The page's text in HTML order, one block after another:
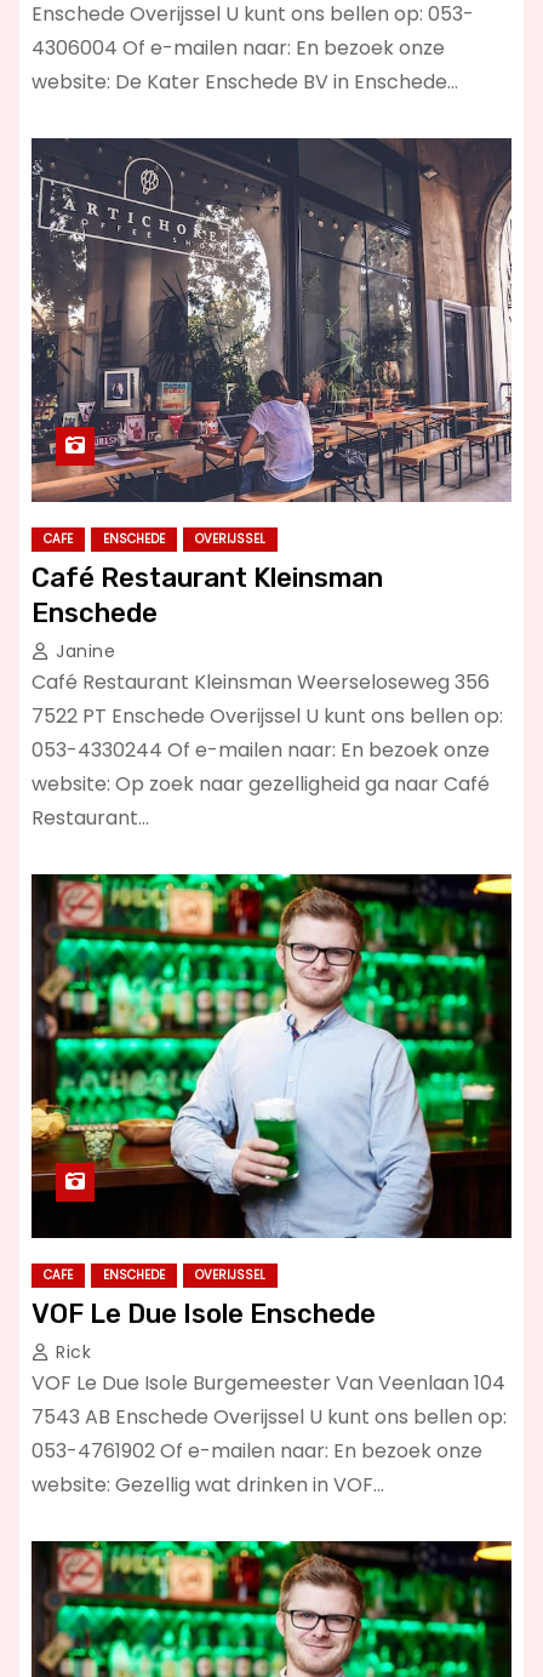
Enschede Overijssel U kunt ons bellen op: 053-
4306004 Of e-mailen naar: En bezoek onze
website: De Kater Enschede BV in Enschede…
CAFE ENSCHEDE OVERIJSSEL
Café Restaurant Kleinsman
Enschede
Janine
Café Restaurant Kleinsman Weerseloseweg 356
7522 PT Enschede Overijssel U kunt ons bellen op:
053-4330244 Of e-mailen naar: En bezoek onze
website: Op zoek naar gezelligheid ga naar Café
Restaurant…
CAFE ENSCHEDE OVERIJSSEL
VOF Le Due Isole Enschede
Rick
VOF Le Due Isole Burgemeester Van Veenlaan 104
7543 AB Enschede Overijssel U kunt ons bellen op:
053-4761902 Of e-mailen naar: En bezoek onze
website: Gezellig wat drinken in VOF…